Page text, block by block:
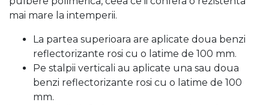
mai mare la intemperii.
La partea superioara are aplicate doua benzi
reflectorizante rosi cu o latime de 100 mm.
Pe stalpii verticali au aplicate una sau doua
benzi reflectorizante rosi cu o latime de 100
mm.